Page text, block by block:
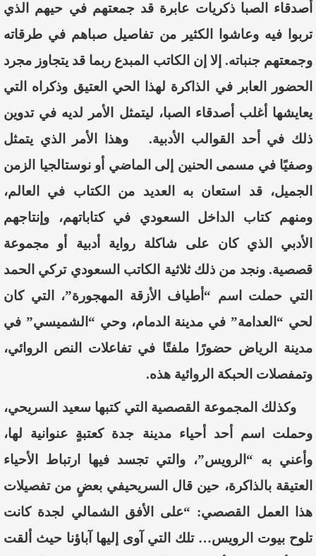
أصدقاء الصبا ذكريات عابرة قد جمعتهم في حيهم الذي
تربوا فيه وعاشوا الكثير من تفاصيل صباهم في طرقاته
وجمعتهم جنباته. إلا إن الكاتب المبدع ربما قد يتجاوز مجرد
الحضور العابر في الذاكرة لهذا الحي العتيق وذكراه التي
يعايشها أغلب أصدقاء الصبا، ليتمثل الأمر لديه في تدوين
ذلك في أحد القوالب الأدبية.
وهذا الأمر الذي يتمثل
وصفيًا في مسمى الحنين إلى الماضي أو نوستالجيا الزمن
الجميل، قد استعان به العديد من الكتاب في العالم،
ومنهم كتاب الداخل السعودي في كتاباتهم،
وإنتاجهم
الأدبي الذي كان على شاكلة رواية أدبية أو مجموعة
قصصية. ونجد من ذلك ثلاثية الكاتب السعودي تركي الحمد
التي حملت اسم “أطياف الأزقة المهجورة”، التي كان
لحي “العدامة” في مدينة الدمام، وحي “الشميسي” في
مدينة الرياض حضورًا ملفتًا في تفاعلات النص الروائي،
وتمفصلات الحبكة الروائية هذه.
وكذلك المجموعة
القصصية التي كتبها سعيد السريحي،
وحملت اسم أحد أحياء مدينة جدة كعتبةٍ عنوانية لها،
وأعني به “الرويس”، والتي تجسد فيها ارتباط الأحياء
العتيقة بالذاكرة، حين قال السريحيفي بعضٍ من تفصيلات
هذا
العمل القصصي: “على الأفق الشمالي لجدة كانت
تلوح بيوت الرويس… تلك التي آوى إليها آباؤنا حيث ألقت